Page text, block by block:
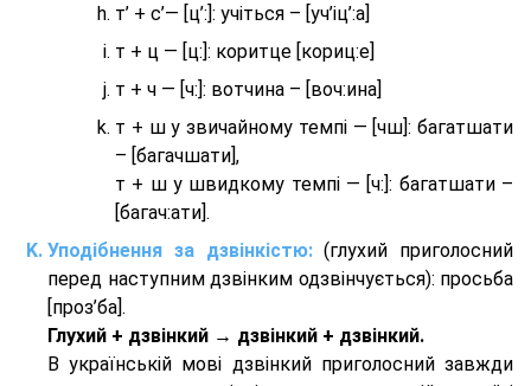
т’ + с’— [ц’:]: учіться – [уч’іц’:a]
т + ц — [ц:]: коритце [кориц:е]
т + ч — [ч:]: вотчина – [вoч:ина]
т + ш у звичайному темпі — [чш]: багатшати
– [багачшати],
т + ш у швидкому темпі — [ч:]: багатшати –
[багач:ати].
Уподібнення за дзвінкістю:(глухий приголосний
перед наступним дзвінким одзвінчується): просьба
[проз’ба].
Глухий + дзвінкий → дзвінкий + дзвінкий.
В українській мові дзвінкий приголосний завжди